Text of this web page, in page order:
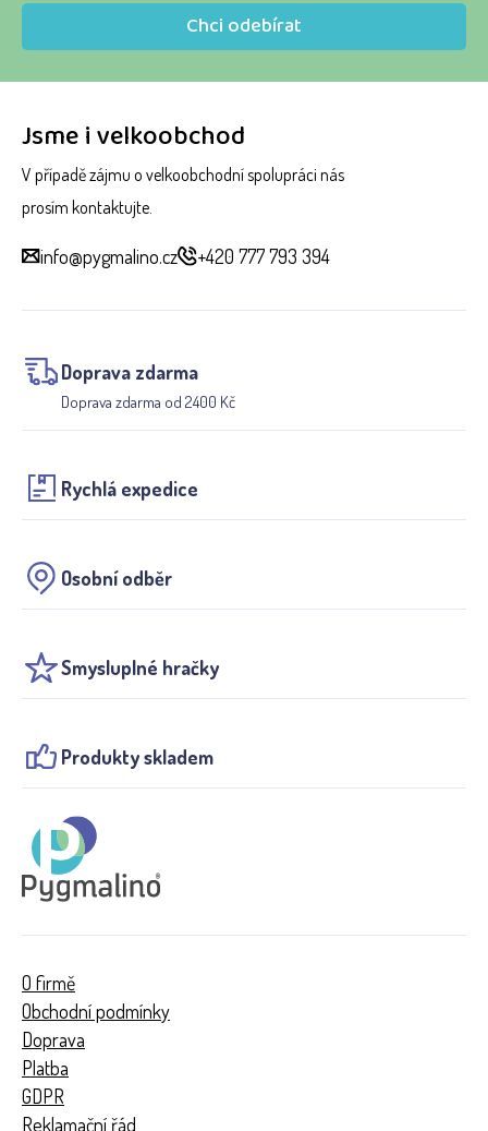
Jsme i velkoobchod
V případě zájmu o velkoobchodní spolupráci nás
prosím kontaktujte.
info@pygmalino.cz +420 777 793 394
Doprava zdarma
Doprava zdarma od 2400 Kč
Rychlá expedice
Osobní odběr
Smysluplné hračky
Produkty skladem
Chci odebírat
O firmě
Obchodní podmínky
Doprava
Platba
GDPR
Reklamační řád